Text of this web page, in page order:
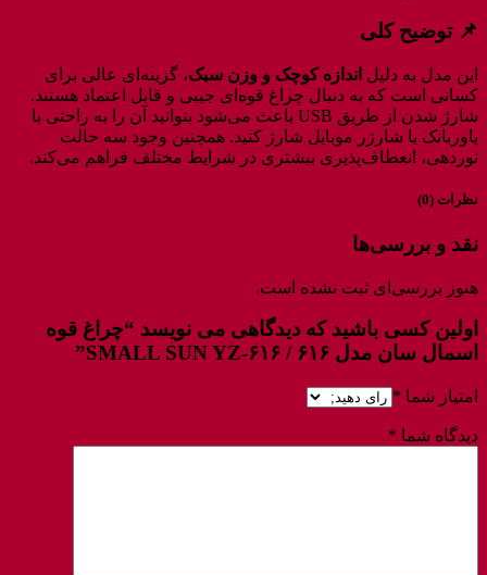
📌 توضیح کلی
این مدل به دلیل اندازه کوچک و وزن سبک، گزینه‌ای عالی برای
کسانی است که به دنبال چراغ قوه‌ای جیبی و قابل اعتماد هستند.
شارژ شدن از طریق USB باعث می‌شود بتوانید آن را به راحتی با
پاوربانک یا شارژر موبایل شارژ کنید. همچنین وجود سه حالت
نوردهی، انعطاف‌پذیری بیشتری در شرایط مختلف فراهم می‌کند.
نظرات (0)
نقد و بررسی‌ها
هنوز بررسی‌ای ثبت نشده است.
اولین کسی باشید که دیدگاهی می نویسد “چراغ قوه
اسمال سان مدل ۶۱۶ / SMALL SUN YZ-۶۱۶”
امتیاز شما *
دیدگاه شما *